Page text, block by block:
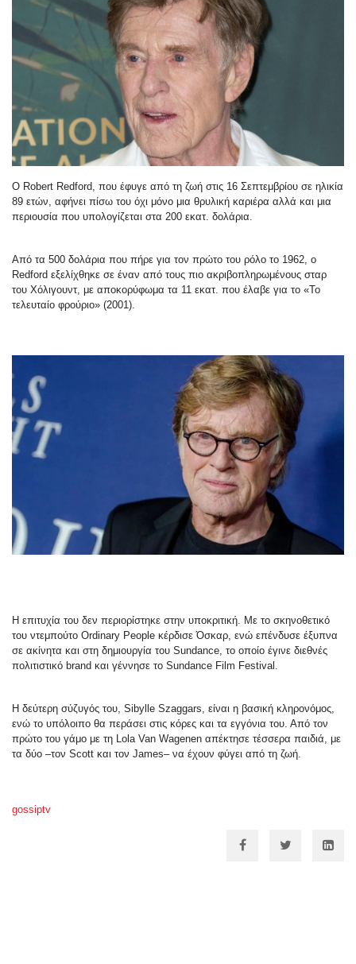
Ο Robert Redford, που έφυγε από τη ζωή στις 16 Σεπτεμβρίου σε ηλικία
89 ετών, αφήνει πίσω του όχι μόνο μια θρυλική καριέρα αλλά και μια
περιουσία που υπολογίζεται στα 200 εκατ. δολάρια.
Από τα 500 δολάρια που πήρε για τον πρώτο του ρόλο το 1962, ο
Redford εξελίχθηκε σε έναν από τους πιο ακριβοπληρωμένους σταρ
του Χόλιγουντ, με αποκορύφωμα τα 11 εκατ. που έλαβε για το «Το
τελευταίο φρούριο» (2001).
Η επιτυχία του δεν περιορίστηκε στην υποκριτική. Με το σκηνοθετικό
του ντεμπούτο Ordinary People κέρδισε Όσκαρ, ενώ επένδυσε έξυπνα
σε ακίνητα και στη δημιουργία του Sundance, το οποίο έγινε διεθνές
πολιτιστικό brand και γέννησε το Sundance Film Festival.
Η δεύτερη σύζυγός του, Sibylle Szaggars, είναι η βασική κληρονόμος,
ενώ το υπόλοιπο θα περάσει στις κόρες και τα εγγόνια του. Από τον
πρώτο του γάμο με τη Lola Van Wagenen απέκτησε τέσσερα παιδιά, με
τα δύο –τον Scott και τον James– να έχουν φύγει από τη ζωή.
gossiptv